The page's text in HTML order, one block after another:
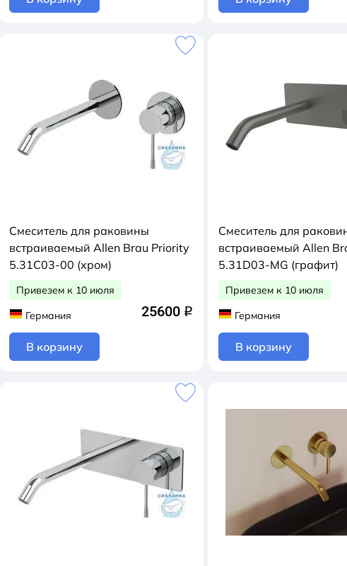
Смеситель для раковины
встраиваемый Allen Brau Priority
5.31C03-00 (хром)
Привезем к 10 июля
Германия
25600 q
В корзину
Смеситель для
встраиваемый Allen
5.31D03-MG (графит)
Привезем к 10 июля
Германия
В корзину